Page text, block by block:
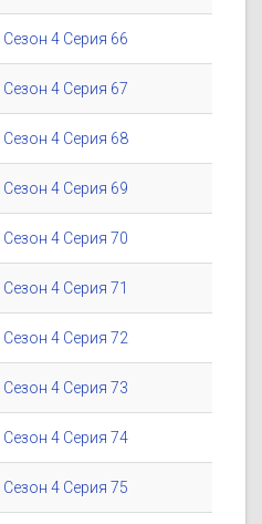
4 Серия 66
4 Серия 67
4 Серия 68
4 Серия 69
4 Серия 70
4 Серия 71
4 Серия 72
4 Серия 73
4 Серия 74
4 Серия 75